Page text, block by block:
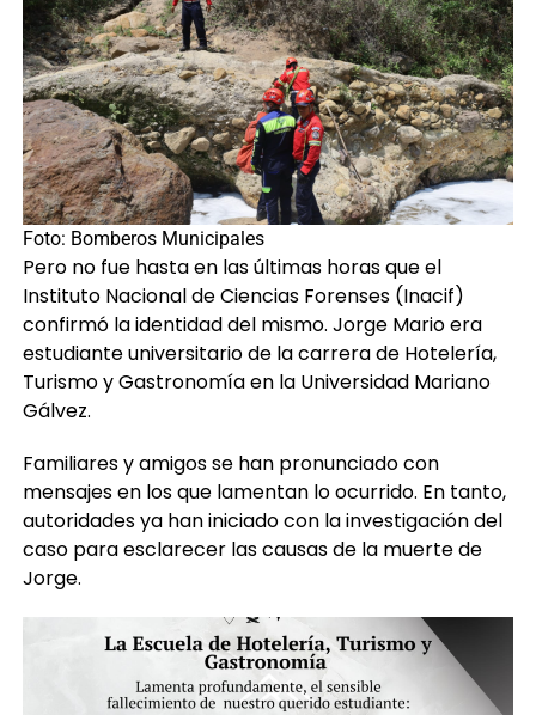
Foto: Bomberos Municipales
Pero no fue hasta en las últimas horas que el
Instituto Nacional de Ciencias Forenses (Inacif)
confirmó la identidad del mismo. Jorge Mario era
estudiante universitario de la carrera de Hotelería,
Turismo y Gastronomía en la Universidad Mariano
Gálvez.
Familiares y amigos se han pronunciado con
mensajes en los que lamentan lo ocurrido. En tanto,
autoridades ya han iniciado con la investigación del
caso para esclarecer las causas de la muerte de
Jorge.